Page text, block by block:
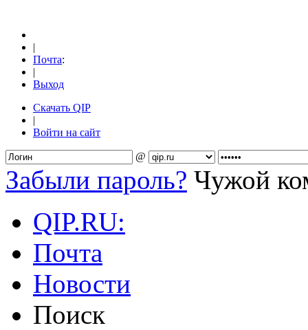
|
Почта:
|
Выход
Скачать QIP
|
Войти на сайт
@
Забыли пароль? Чужой
QIP.RU:
Почта
Новости
Поиск